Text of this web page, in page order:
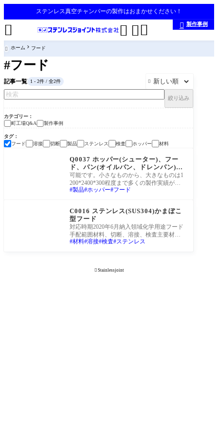
ステンレス真空チャンバーの製作はおまかせください！
 
  製作事例
 ホーム フード
#フード
記事一覧 1 - 2件 / 全2件 
絞り込み
カテゴリー
町工場Q&A
製作事例
タグ
フード
溶接 切断 製品 ステンレス 検査 ホッパー 材料
町工場Q&A
Q0037 ホッパー(シューター)、フー
ド、パン(オイルパン、ドレンパン)は
製作できますか。
可能です。小さなものから、大きなものは1
200*2400*300程度まで多くの製作実績があ
ります。ご相談ください。
製品 ホッパー フード
C0016 ステンレス(SUS304)かまぼこ
型フード
対応時期2020年6月納入領域化学用途フード
手配範囲材料、切断、溶接、検査主要材質S
US304主な板厚2mm, 3mm概略寸法200*200*3
材料 溶接 検査 ステンレス
 Stainlessjoint